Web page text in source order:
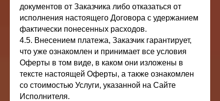
документов от Заказчика либо отказаться от
исполнения настоящего Договора с удержанием
фактически понесенных расходов.
4.5. Внесением платежа, Заказчик гарантирует,
что уже ознакомлен и принимает все условия
Оферты в том виде, в каком они изложены в
тексте настоящей Оферты, а также ознакомлен
со стоимостью Услуги, указанной на Сайте
Исполнителя.